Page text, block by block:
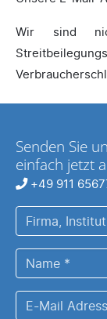
Wir sind
Senden Sie
einfach jetzt
+49 911
Firma,
Institution
Name
*
E-